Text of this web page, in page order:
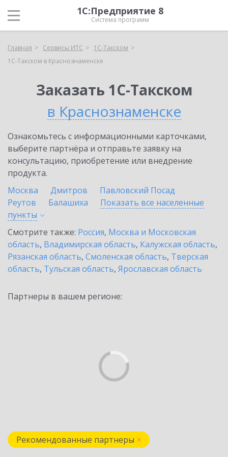
1С:Предприятие 8
Система программ
Главная Сервисы ИТС
1С-Такском
1С-Такском в Краснознаменске
Заказать 1С-Такском
в Краснознаменске
Ознакомьтесь с информационными карточками,
выберите партнёра и отправьте заявку на
консультацию, приобретение или внедрение
продукта.
Москва
Дмитров
Павловский Посад
Реутов
Балашиха
Показать все населенные
пункты
Смотрите также: Россия, Москва и Московская
область, Владимирская область, Калужская область,
Рязанская область, Смоленская область, Тверская
область, Тульская область, Ярославская область
Партнеры в вашем регионе:
Рекомендованные партнеры